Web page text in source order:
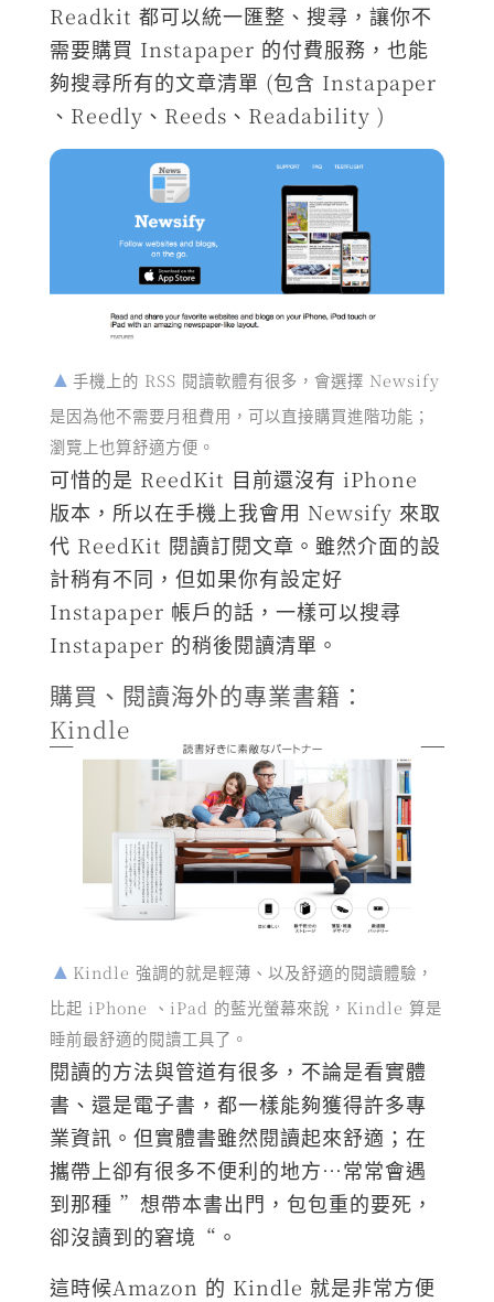
Readkit 都可以統一匯整、搜尋，讓你不
需要購買 Instapaper 的付費服務，也能
夠搜尋所有的文章清單 (包含 Instapaper
、Reedly、Reeds、Readability )
手機上的 RSS 閱讀軟體有很多，會選擇 Newsify
是因為他不需要月租費用，可以直接購買進階功能；
瀏覽上也算舒適方便。
可惜的是 ReedKit 目前還沒有 iPhone
版本，所以在手機上我會用 Newsify 來取
代 ReedKit 閱讀訂閱文章。雖然介面的設
計稍有不同，但如果你有設定好
Instapaper 帳戶的話，一樣可以搜尋
Instapaper 的稍後閱讀清單。
購買、閱讀海外的專業書籍：
Kindle
Kindle 強調的就是輕薄、以及舒適的閱讀體驗，
比起 iPhone 、iPad 的藍光螢幕來說，Kindle 算是
睡前最舒適的閱讀工具了。
閱讀的方法與管道有很多，不論是看實體
書、還是電子書，都一樣能夠獲得許多專
業資訊。但實體書雖然閱讀起來舒適；在
攜帶上卻有很多不便利的地方…常常會遇
到那種 ”想帶本書出門，包包重的要死，
卻沒讀到的窘境“。
這時候Amazon 的 Kindle 就是非常方便